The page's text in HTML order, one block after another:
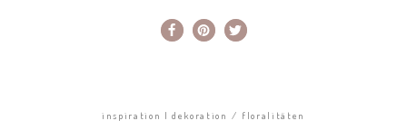
inspiration | dekoration floralitäten